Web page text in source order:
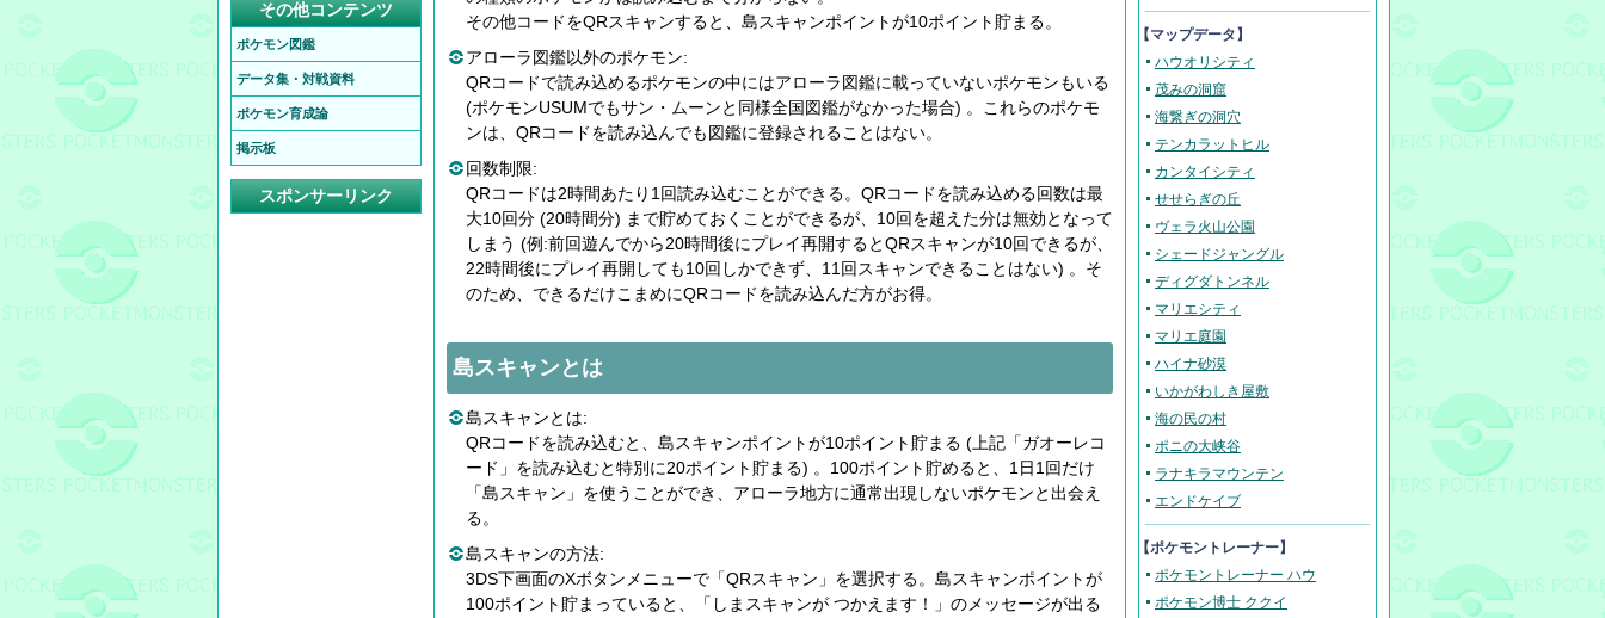
その他コードをQRスキャンすると、島スキャンポイントが10ポイント貯まる。
アローラ図鑑以外のポケモン:
QRコードで読み込めるポケモンの中にはアローラ図鑑に載っていないポケモンもいる
(ポケモンUSUMでもサン・ムーンと同様全国図鑑がなかった場合) 。これらのポケモ
ンは、QRコードを読み込んでも図鑑に登録されることはない。
回数制限:
QRコードは2時間あたり1回読み込むことができる。QRコードを読み込める回数は最
大10回分 (20時間分) まで貯めておくことができるが、10回を超えた分は無効となって
しまう (例:前回遊んでから20時間後にプレイ再開するとQRスキャンが10回できるが、
22時間後にプレイ再開しても10回しかできず、11回スキャンできることはない) 。そ
のため、できるだけこまめにQRコードを読み込んだ方がお得。
島スキャンとは
島スキャンとは:
QRコードを読み込むと、島スキャンポイントが10ポイント貯まる (上記「ガオーレコ
ード」を読み込むと特別に20ポイント貯まる) 。100ポイント貯めると、1日1回だけ
「島スキャン」を使うことができ、アローラ地方に通常出現しないポケモンと出会え
る。
島スキャンの方法:
3DS下画面のXボタンメニューで「QRスキャン」を選択する。島スキャンポイントが
100ポイント貯まっていると、「しまスキャンが つかえます！」のメッセージが出る
【マップデータ】
ハウオリシティ
茂みの洞窟
海繋ぎの洞穴
テンカラットヒル
カンタイシティ
せせらぎの丘
ヴェラ火山公園
シェードジャングル
ディグダトンネル
マリエシティ
マリエ庭園
ハイナ砂漠
いかがわしき屋敷
海の民の村
ポニの大峡谷
ラナキラマウンテン
エンドケイブ
【ポケモントレーナー】
ポケモントレーナー ハウ
ポケモン博士 ククイ
その他コンテンツ
ポケモン図鑑
データ集・対戦資料
ポケモン育成論
掲示板
スポンサーリンク